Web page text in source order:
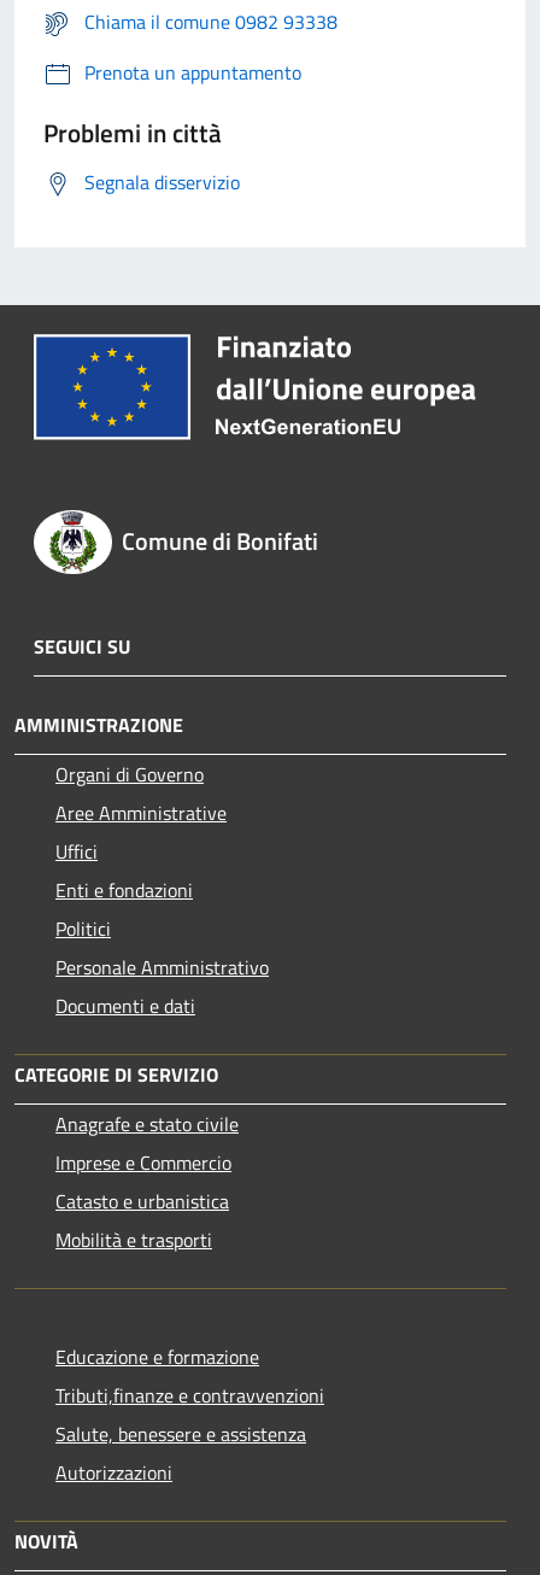
Chiama il comune 0982 93338
Prenota un appuntamento
Problemi in città
Segnala disservizio
Comune di Bonifati
SEGUICI SU
AMMINISTRAZIONE
Organi di Governo
Aree Amministrative
Uffici
Enti e fondazioni
Politici
Personale Amministrativo
Documenti e dati
CATEGORIE DI SERVIZIO
Anagrafe e stato civile
Imprese e Commercio
Catasto e urbanistica
Mobilità e trasporti
Educazione e formazione
Tributi,finanze e contravvenzioni
Salute, benessere e assistenza
Autorizzazioni
NOVITÀ